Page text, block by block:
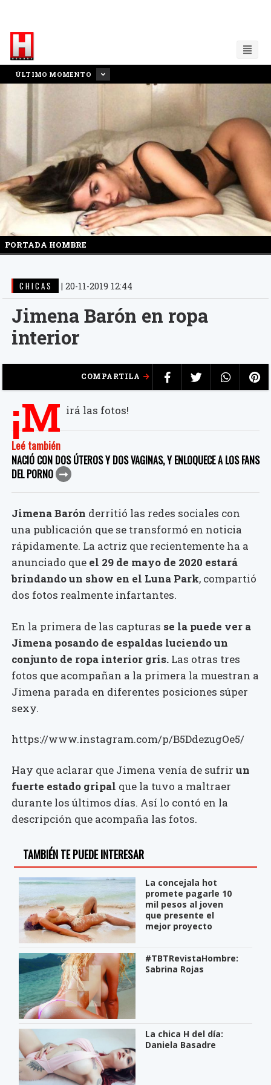
ÚLTIMO MOMENTO
PORTADA HOMBRE
CHICAS | 20-11-2019 12:44
Jimena Barón en ropa
interior
COMPARTILA
¡M irá las fotos!
Leé también
NACIÓ CON DOS ÚTEROS Y DOS VAGINAS, Y ENLOQUECE A LOS FANS
DEL PORNO
Jimena Barón derritió las redes sociales con
una publicación que se transformó en noticia
rápidamente. La actriz que recientemente ha a
anunciado que el 29 de mayo de 2020 estará
brindando un show en el Luna Park, compartió
dos fotos realmente infartantes.
En la primera de las capturas se la puede ver a
Jimena posando de espaldas luciendo un
conjunto de ropa interior gris. Las otras tres
fotos que acompañan a la primera la muestran a
Jimena parada en diferentes posiciones súper
sexy.
https://www.instagram.com/p/B5DdezugOe5/
Hay que aclarar que Jimena venía de sufrir un
fuerte estado gripal que la tuvo a maltraer
durante los últimos días. Así lo contó en la
descripción que acompaña las fotos.
TAMBIÉN TE PUEDE INTERESAR
La concejala hot
promete pagarle 10
mil pesos al joven
que presente el
mejor proyecto
#TBTRevistaHombre:
Sabrina Rojas
La chica H del día:
Daniela Basadre